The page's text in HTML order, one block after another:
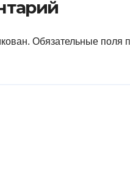
Обязательные поля